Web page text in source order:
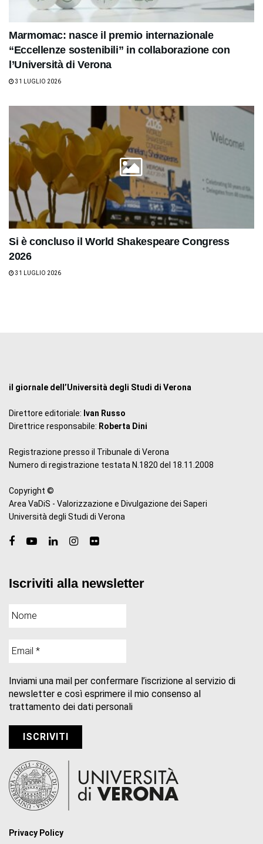
Marmomac: nasce il premio internazionale
“Eccellenze sostenibili” in collaborazione con
l’Università di Verona
31 LUGLIO 2026
Si è concluso il World Shakespeare Congress
2026
31 LUGLIO 2026
il giornale dell’Università degli Studi di Verona
Direttore editoriale: Ivan Russo
Direttrice responsabile: Roberta Dini
Registrazione presso il Tribunale di Verona
Numero di registrazione testata N.1820 del 18.11.2008
Copyright ©
Area VaDiS - Valorizzazione e Divulgazione dei Saperi
Università degli Studi di Verona
Iscriviti alla newsletter
Inviami una mail per confermare l’iscrizione al servizio di
newsletter e così esprimere il mio consenso al
trattamento dei dati personali
Privacy Policy